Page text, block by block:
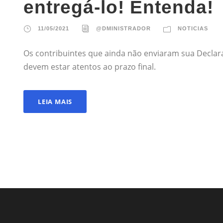
entregá-lo! Entenda!
11/05/2021 @DMINISTRADOR NOTICIAS
Os contribuintes que ainda não enviaram sua
devem estar atentos ao prazo final.
LEIA MAIS